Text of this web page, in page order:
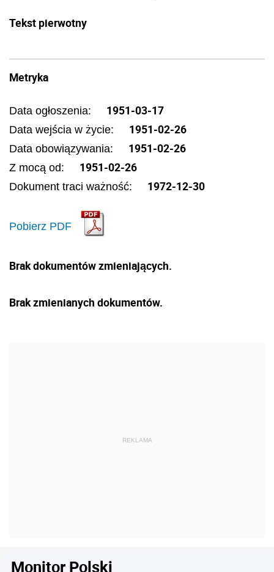
Tekst pierwotny
Metryka
Data ogłoszenia: 1951-03-17
Data wejścia w życie: 1951-02-26
Data obowiązywania: 1951-02-26
Z mocą od: 1951-02-26
Dokument traci ważność: 1972-12-30
Pobierz PDF
Brak dokumentów zmieniających.
Brak zmienianych dokumentów.
Monitor Polski